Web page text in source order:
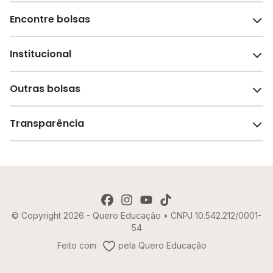
Encontre bolsas
Melhores escolas de São Paulo
Escolas por cidade e bairro
Institucional
Sobre o Melhor Escola
Revista Melhor Escola
Outras bolsas
Faculdades e universidades
Transparência
Política de Cookies
© Copyright 2026 - Quero Educação • CNPJ 10.542.212/0001-
54
Feito com
pela Quero Educação